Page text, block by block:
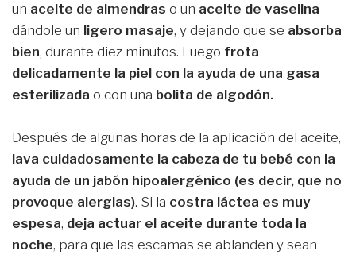
un aceite de almendras o un aceite de vaselina
dándole un ligero masaje, y dejando que se absorba
bien, durante diez minutos. Luego frota
delicadamente la piel con la ayuda de una gasa
esterilizada o con una bolita de algodón.
Después de algunas horas de la aplicación del aceite,
lava cuidadosamente la cabeza de tu bebé con la
ayuda de un jabón hipoalergénico (es decir, que no
provoque alergias). Si la costra láctea es muy
espesa, deja actuar el aceite durante toda la
noche, para que las escamas se ablanden y sean